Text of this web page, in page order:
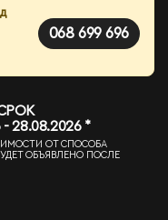
068 699 696
28.08.2026 *
ОТ СПОСОБА
ОБЪЯВЛЕНО ПОСЛЕ